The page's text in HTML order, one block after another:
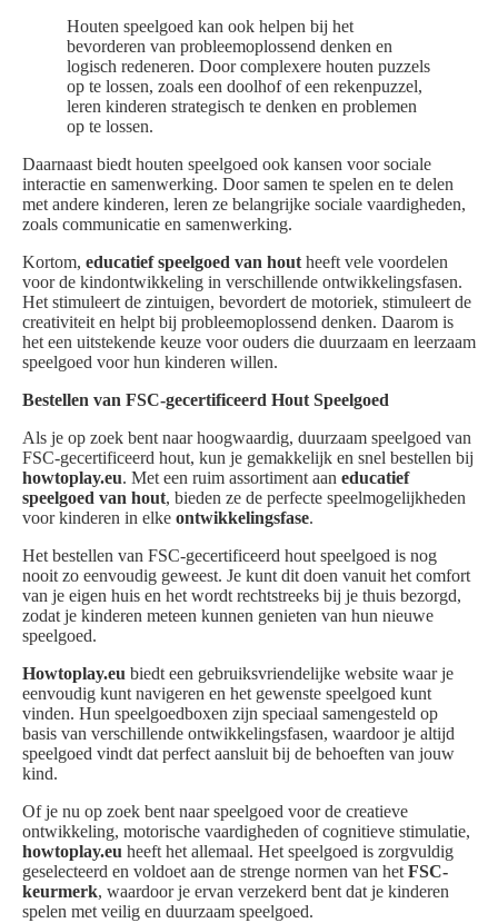
Houten speelgoed kan ook helpen bij het
bevorderen van probleemoplossend denken en
logisch redeneren. Door complexere houten puzzels
op te lossen, zoals een doolhof of een rekenpuzzel,
leren kinderen strategisch te denken en problemen
op te lossen.
Daarnaast biedt houten speelgoed ook kansen voor sociale
interactie en samenwerking. Door samen te spelen en te delen
met andere kinderen, leren ze belangrijke sociale vaardigheden,
zoals communicatie en samenwerking.
Kortom, educatief speelgoed van hout heeft vele voordelen
voor de kindontwikkeling in verschillende ontwikkelingsfasen.
Het stimuleert de zintuigen, bevordert de motoriek, stimuleert de
creativiteit en helpt bij probleemoplossend denken. Daarom is
het een uitstekende keuze voor ouders die duurzaam en leerzaam
speelgoed voor hun kinderen willen.
Bestellen van FSC-gecertificeerd Hout Speelgoed
Als je op zoek bent naar hoogwaardig, duurzaam speelgoed van
FSC-gecertificeerd hout, kun je gemakkelijk en snel bestellen bij
howtoplay.eu. Met een ruim assortiment aan educatief
speelgoed van hout, bieden ze de perfecte speelmogelijkheden
voor kinderen in elke ontwikkelingsfase.
Het bestellen van FSC-gecertificeerd hout speelgoed is nog
nooit zo eenvoudig geweest. Je kunt dit doen vanuit het comfort
van je eigen huis en het wordt rechtstreeks bij je thuis bezorgd,
zodat je kinderen meteen kunnen genieten van hun nieuwe
speelgoed.
Howtoplay.eu biedt een gebruiksvriendelijke website waar je
eenvoudig kunt navigeren en het gewenste speelgoed kunt
vinden. Hun speelgoedboxen zijn speciaal samengesteld op
basis van verschillende ontwikkelingsfasen, waardoor je altijd
speelgoed vindt dat perfect aansluit bij de behoeften van jouw
kind.
Of je nu op zoek bent naar speelgoed voor de creatieve
ontwikkeling, motorische vaardigheden of cognitieve stimulatie,
howtoplay.eu heeft het allemaal. Het speelgoed is zorgvuldig
geselecteerd en voldoet aan de strenge normen van het FSC-
keurmerk, waardoor je ervan verzekerd bent dat je kinderen
spelen met veilig en duurzaam speelgoed.